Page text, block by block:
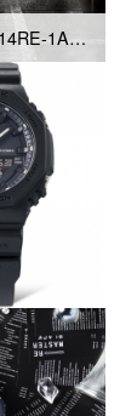
从左至右：GA-114RE-1A、DWE-5657RE-1、DW-6640RE-1、GA-2140RE-1A